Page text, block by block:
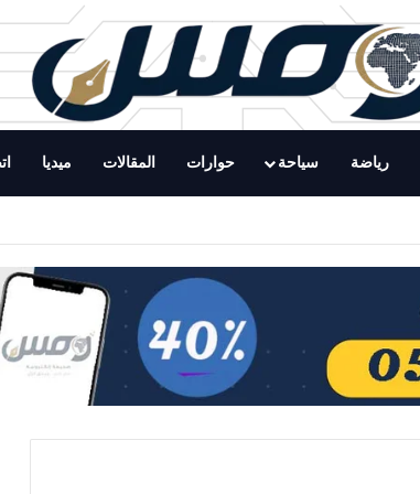
رياضة سياحة حوارات المقالات ميديا